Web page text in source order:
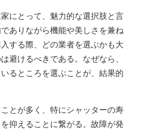
にとって、魅力的な選択肢と言
ありながら機能や美しさを兼ね
する際、どの業者を選ぶかも大
避けるべきである。なぜなら、
るところを選ぶことが、結果的
とが多く、特にシャッターの寿
抑えることに繋がる。故障が発